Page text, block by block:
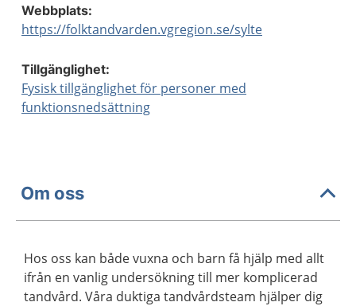
Webbplats:
https://folktandvarden.vgregion.se/sylte
Tillgänglighet:
Fysisk tillgänglighet för personer med
funktionsnedsättning
Om oss
Hos oss kan både vuxna och barn få hjälp med allt
ifrån en vanlig undersökning till mer komplicerad
tandvård. Våra duktiga tandvårdsteam hjälper dig